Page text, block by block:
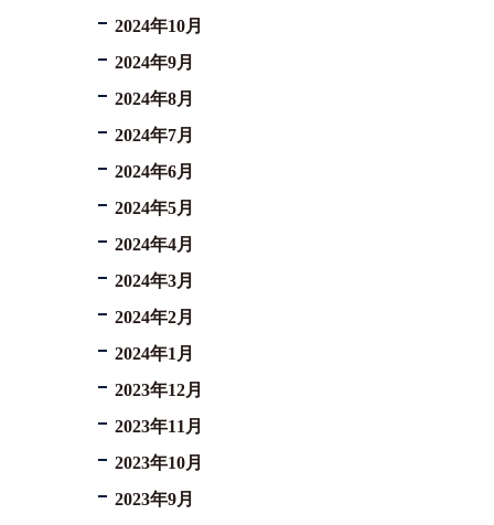
2024年10月
2024年9月
2024年8月
2024年7月
2024年6月
2024年5月
2024年4月
2024年3月
2024年2月
2024年1月
2023年12月
2023年11月
2023年10月
2023年9月